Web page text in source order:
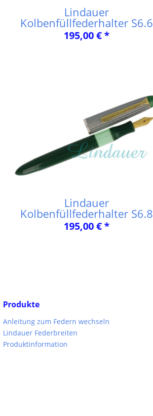
Lindauer
Kolbenfüllfederhalter S6.6
195,00 € *
Lindauer
Kolbenfüllfederhalter S6.8
195,00 € *
Produkte
Anleitung zum Federn wechseln
Lindauer Federbreiten
Produktinformation